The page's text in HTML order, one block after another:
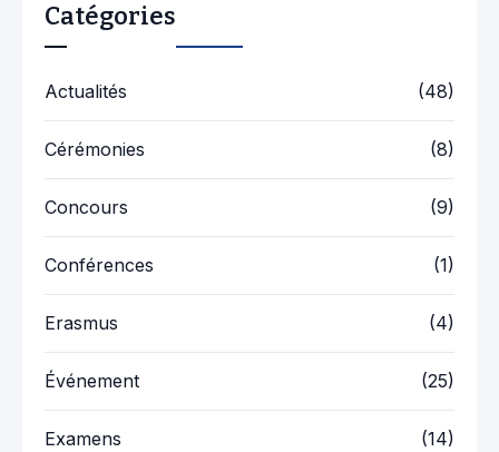
Catégories
Actualités (48)
Cérémonies (8)
Concours (9)
Conférences (1)
Erasmus (4)
Événement (25)
Examens (14)